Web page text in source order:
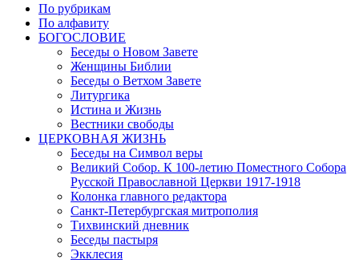
По рубрикам
По алфавиту
БОГОСЛОВИЕ
Беседы о Новом Завете
Женщины Библии
Беседы о Ветхом Завете
Литургика
Истина и Жизнь
Вестники свободы
ЦЕРКОВНАЯ ЖИЗНЬ
Беседы на Символ веры
Великий Собор. К 100-летию Поместного Собора
Русской Православной Церкви 1917-1918
Колонка главного редактора
Санкт-Петербургская митрополия
Тихвинский дневник
Беседы пастыря
Экклесия